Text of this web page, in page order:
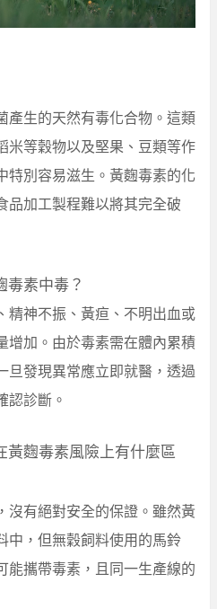
產生的天然有毒化合物。這類
米等穀物以及堅果、豆類等作
特別容易滋生。黃麴毒素的化
品加工製程難以將其完全破
毒素中毒？
精神不振、黃疸、不明出血或
增加。由於毒素需在體內累積
旦發現異常應立即就醫，透過
認診斷。
黃麴毒素風險上有什麼區
沒有絕對安全的保證。雖然黃
中，但無穀飼料使用的馬鈴
能攜帶毒素，且同一生產線的